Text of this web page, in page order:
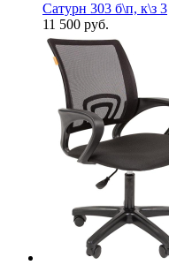
Сатурн 303 б\п, к\з 3
11 500 руб.